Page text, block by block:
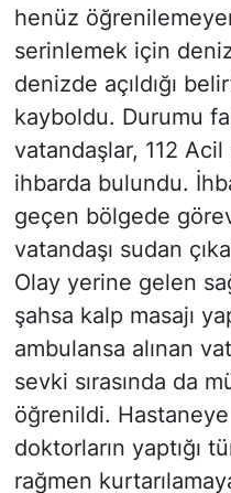
henüz
serinlemek için
denizde açıldığı
kayboldu. Durumu
vatandaşlar, 112
ihbarda bulundu.
geçen bölgede
vatandaşı sudan
Olay yerine gelen
şahsa kalp masajı
ambulansa alınan
sevki sırasında da
öğrenildi. Hastaneye
doktorların yaptığı
rağmen